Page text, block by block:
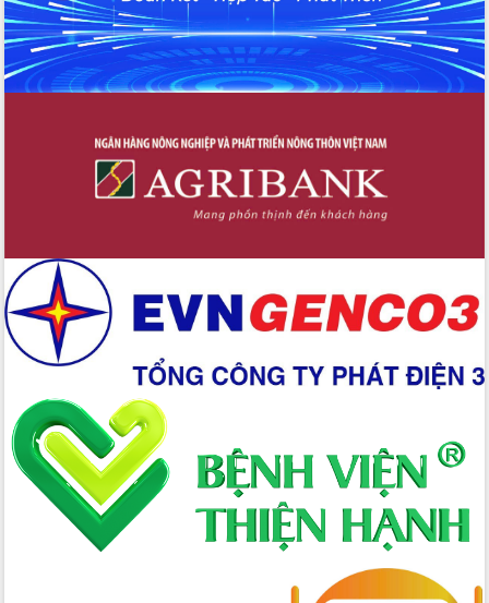
phá cơ chế - Hợp tác công tư
Đề án 06 tạo bước ngoặt đột phá trong
cải cách hành chính tỉnh Đắk Lắk
Kết nối tour, đẩy mạnh chuyển đổi số
Khởi động Dự án Đầu tư xây dựng hạ
tầng kỹ thuật Cụm công nghiệp Tân
Gặp mặt các cơ quan báo chí nhân Kỷ
Đắk Lắk sơ kết 4 năm triển khai thực
hiện Đề án 06 của Chính phủ
Họp báo thông tin về Hội nghị Công bố
Quy hoạch và Xúc tiến đầu tư tỉnh Đắk
Lắk
Khơi thông điểm nghẽn, đẩy nhanh
giải ngân vốn khắc phục thiên tai
HĐND tỉnh thông qua điều chỉnh Quy
hoạch tỉnh thời kỳ 2021-2030
Hội thảo góp ý hồ sơ điều chỉnh quy
hoạch tỉnh Đắk Lắk thời kỳ 2021-2030,
tầm nhìn đến năm 2050